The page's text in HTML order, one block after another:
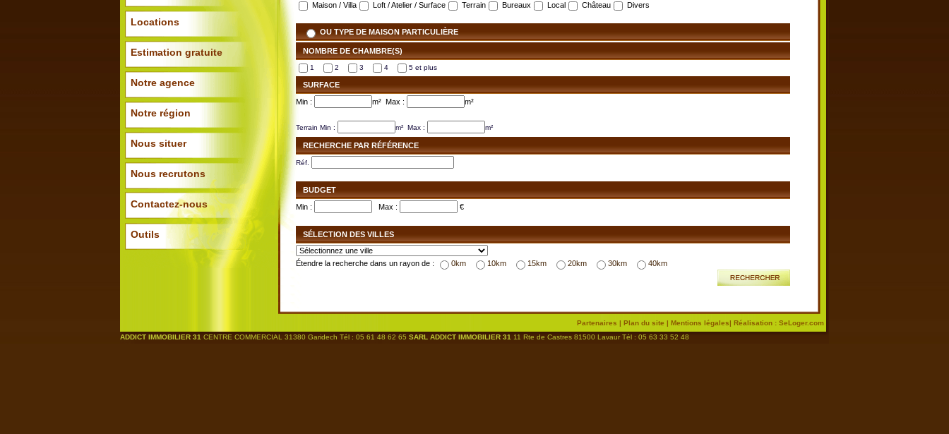
Locations
Estimation gratuite
Notre agence
Notre région
Nous situer
Nous recrutons
Contactez-nous
Outils
Maison / Villa
Loft / Atelier / Surface Terrain Bureaux Local Château Divers
OU TYPE DE MAISON PARTICULIÈRE
NOMBRE DE CHAMBRE(S)
1 2 3 4 5 et plus
SURFACE
Min : m² Max : m²
Terrain Min : m² Max : m²
RECHERCHE PAR RÉFÉRENCE
Réf.
BUDGET
Min : Max : €
SÉLECTION DES VILLES
Étendre la recherche dans un rayon de : 0km 10km 15km 20km 30km 40km
Partenaires | Plan du site | Mentions légales| Réalisation : SeLoger.com
ADDICT IMMOBILIER 31 CENTRE COMMERCIAL 31380 Garidech Tél : 05 61 48 62 65 SARL ADDICT IMMOBILIER 31 11 Rte de Castres 81500 Lavaur Tél : 05 63 33 52 48